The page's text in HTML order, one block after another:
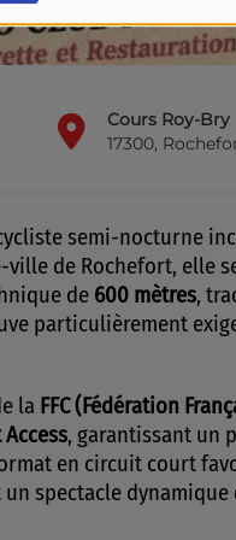
Cours Roy-Bry
17300,
semi-nocturne
de Rochefort, elle
de 600 mètres,
particulièrement
la FFC (Fédération
, garantissant un
en circuit court
spectacle